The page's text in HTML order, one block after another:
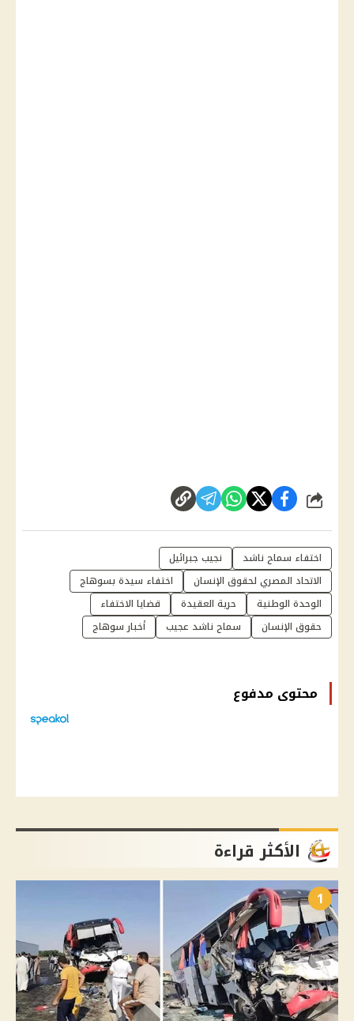
شارك
اختفاء سماح ناشد
نجيب جبرائيل
الاتحاد المصري لحقوق الإنسان
اختفاء سيدة بسوهاج
الوحدة الوطنية
حرية العقيدة
قضايا الاختفاء
حقوق الإنسان
سماح ناشد عجيب أخبار سوهاج
محتوى مدفوع
الأكثر قراءة
1